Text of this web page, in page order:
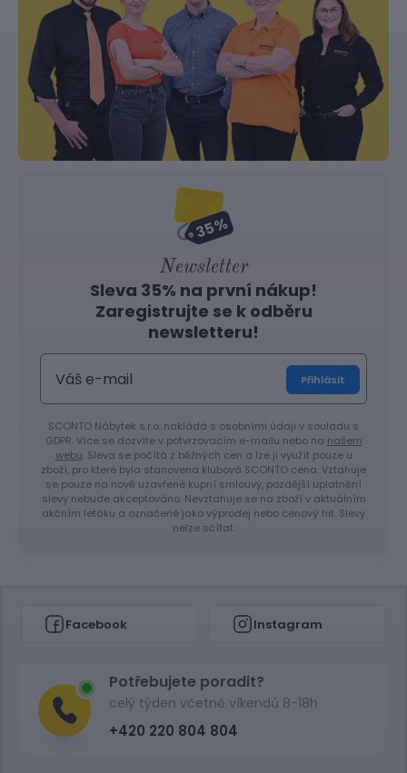
Newsletter
Sleva 35% na první nákup!
Zaregistrujte se k odběru
newsletteru!
Přihlásit
SCONTO Nábytek s.r.o. nakládá s osobními údaji v souladu s
GDPR. Více se dozvíte v potvrzovacím e-mailu nebo na našem
webu. Sleva se počítá z běžných cen a lze ji využít pouze u
zboží, pro které byla stanovena klubová SCONTO cena. Vztahuje
se pouze na nově uzavřené kupní smlouvy, pozdější uplatnění
slevy nebude akceptováno. Nevztahuje se na zboží v aktuálním
akčním letáku a označené jako výprodej nebo cenový hit. Slevy
nelze sčítat.
Facebook Instagram
Potřebujete poradit?
celý týden včetně víkendů 8-18h
+420 220 804 804